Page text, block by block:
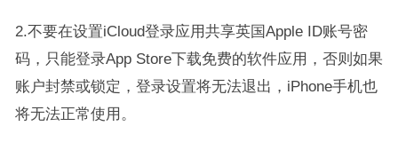
2.不要在设置iCloud登录应用共享英国Apple ID账号密
码，只能登录App Store下载免费的软件应用，否则如果
账户封禁或锁定，登录设置将无法退出，iPhone手机也
将无法正常使用。